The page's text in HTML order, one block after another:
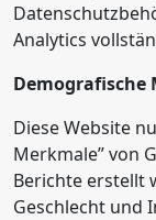
Analytics
Demografische
Diese Website
Merkmale” von
Berichte erstellt
Geschlecht und